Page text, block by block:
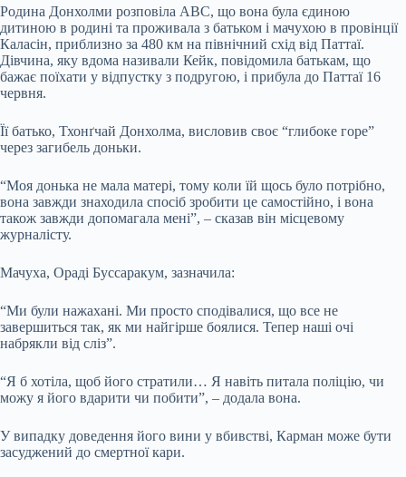
Родина Донхолми розповіла ABC, що вона була єдиною
дитиною в родині та проживала з батьком і мачухою в провінції
Каласін, приблизно за 480 км на північний схід від Паттаї.
Дівчина, яку вдома називали Кейк, повідомила батькам, що
бажає поїхати у відпустку з подругою, і прибула до Паттаї 16
червня.
Її батько, Тхонґчай Донхолма, висловив своє “глибоке горе”
через загибель доньки.
“Моя донька не мала матері, тому коли їй щось було потрібно,
вона завжди знаходила спосіб зробити це самостійно, і вона
також завжди допомагала мені”, – сказав він місцевому
журналісту.
Мачуха, Ораді Буссаракум, зазначила:
“Ми були нажахані. Ми просто сподівалися, що все не
завершиться так, як ми найгірше боялися. Тепер наші очі
набрякли від сліз”.
“Я б хотіла, щоб його стратили… Я навіть питала поліцію, чи
можу я його вдарити чи побити”, – додала вона.
У випадку доведення його вини у вбивстві, Карман може бути
засуджений до смертної кари.